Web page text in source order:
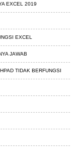
EXCEL 2019
EXCEL
JAWAB
TIDAK BERFUNGSI